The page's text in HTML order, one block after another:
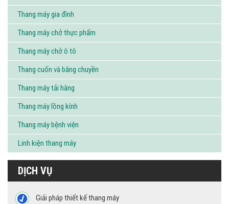
Thang máy gia đình
Thang máy chở thực phẩm
Thang máy chở ô tô
Thang cuốn và băng chuyền
Thang máy tải hàng
Thang máy lồng kính
Thang máy bệnh viện
Linh kiện thang máy
DỊCH VỤ
Giải pháp thiết kế thang máy